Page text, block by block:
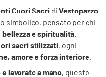
Cuori Sacri di Vestopazzo
simbolico, pensato per chi
bellezza e spiritualità
sacri stilizzati, ogni
amore e forza interiore
lavorato a mano, questo